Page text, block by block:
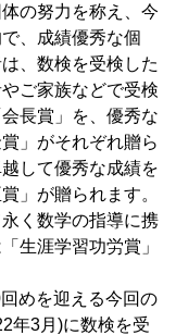
の努力を称え、今
、成績優秀な個
、数検を受検した
ご家族などで受検
長賞」を、優秀な
」がそれぞれ贈ら
して優秀な成績を
」が贈られます。
く数学の指導に携
生涯学習功労賞」
めを迎える今回の
年3月)に数検を受